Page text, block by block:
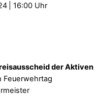
16:00
der Aktiven
Feuerwehrtag